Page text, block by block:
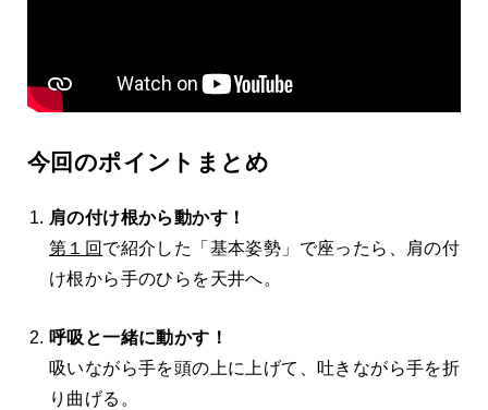
今回のポイントまとめ
肩の付け根から動かす！
第１回 で紹介した「基本姿勢」で座ったら、肩の付
け根から手のひらを天井へ。
呼吸と一緒に動かす！
吸いながら手を頭の上に上げて、吐きながら手を折
り曲げる。